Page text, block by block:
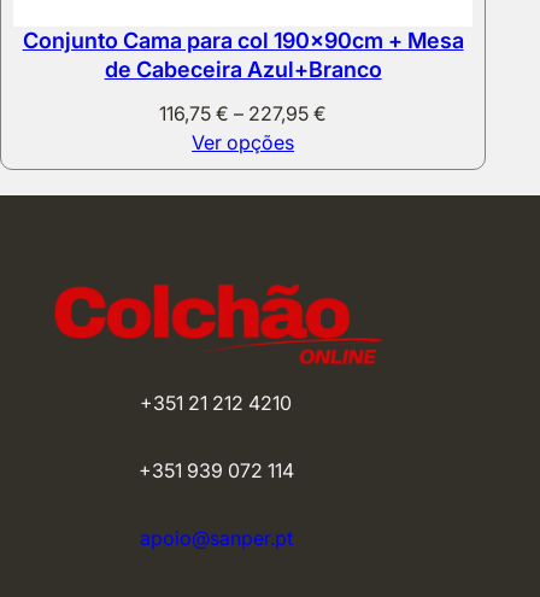
Conjunto Cama para col 190x90cm + Mesa
de Cabeceira Azul+Branco
116,75€ – 227,95€
116,75 €
through
Ver opções
+351 21 212 4210
+351 939 072 114
apoio@sanper.pt